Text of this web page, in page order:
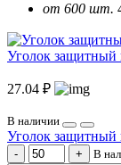
от 600 шт.
Уголок защитный
27.04 ₽
В наличии
Уголок защитный
В